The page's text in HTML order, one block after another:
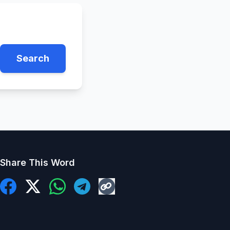
Search
Share This Word